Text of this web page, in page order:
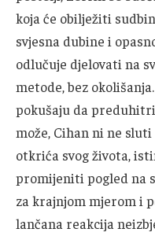
koja će obilježiti
svjesna dubine i
odlučuje djelovati na
metode, bez
pokušaju da
može, Cihan ni ne
otkrića svog života,
promijeniti pogled na
za krajnjom mjerom i
lančana reakcija